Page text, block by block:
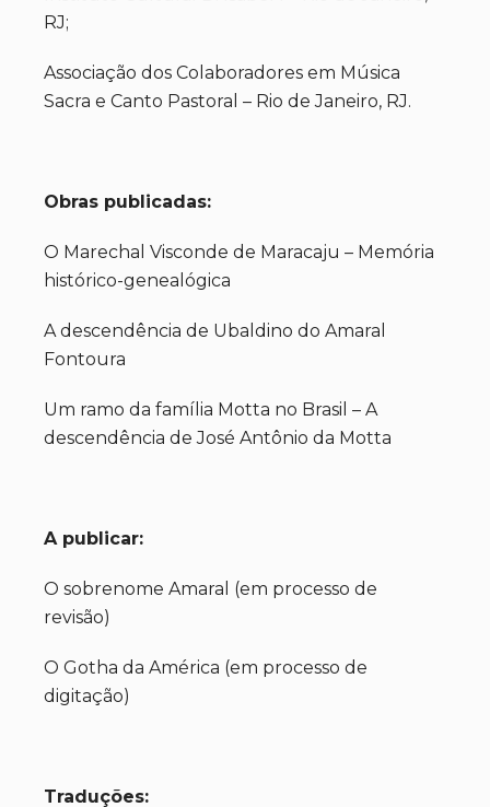
RJ;
Associação dos Colaboradores em Música
Sacra e Canto Pastoral – Rio de Janeiro, RJ.
Obras publicadas:
O Marechal Visconde de Maracaju – Memória
histórico-genealógica
A descendência de Ubaldino do Amaral
Fontoura
Um ramo da família Motta no Brasil – A
descendência de José Antônio da Motta
A publicar:
O sobrenome Amaral (em processo de
revisão)
O Gotha da América (em processo de
digitação)
Traduções: